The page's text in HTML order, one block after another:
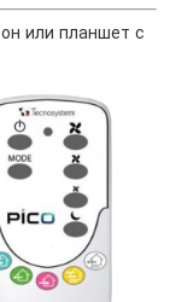
или планшет с